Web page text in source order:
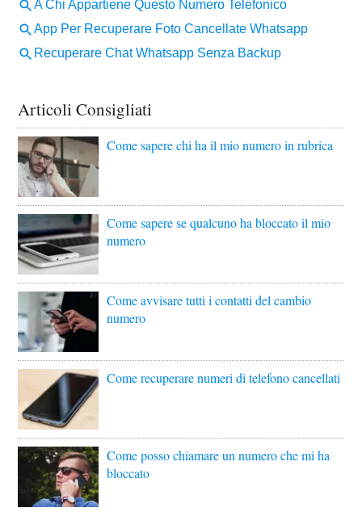
Articoli Consigliati
Come sapere chi ha il mio numero in rubrica
Come sapere se qualcuno ha bloccato il mio
numero
Come avvisare tutti i contatti del cambio
numero
Come recuperare numeri di telefono cancellati
Come posso chiamare un numero che mi ha
bloccato